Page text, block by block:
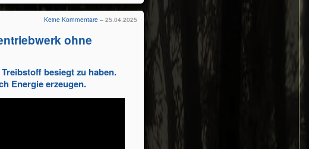
ohne
besiegt zu haben.
Energie erzeugen.
Keine Kommentare – 25.04.2025